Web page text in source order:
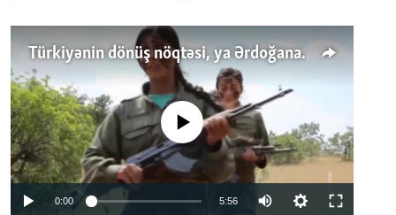
Türkiyənin dönüş nöqtəsi, ya Ərdoğana üçüncü şans: PKK ilə qəfil barışıq nə deməkdir?
No media source currently available
0:00 5:56